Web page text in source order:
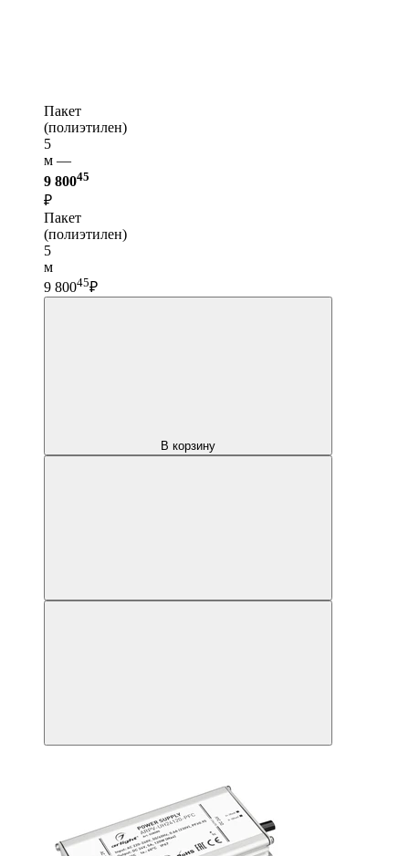
Пакет
(полиэтилен)
5
м —
9 80045
₽
Пакет
(полиэтилен)
5
м
9 80045₽
В корзину